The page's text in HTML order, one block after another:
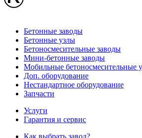
Бетонные заводы
Бетонные узлы
Бетоносмесительные заводы
Мини-бетонные заводы
Мобильные бетоносмесительные
Доп. оборудование
Нестандартное оборудование
Запчасти
Услуги
Гарантия и сервис
Как выбрать завод?